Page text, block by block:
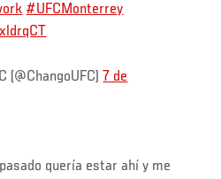
#UFCMonterrey
(@ChangoUFC)7 de
quería estar ahí y me